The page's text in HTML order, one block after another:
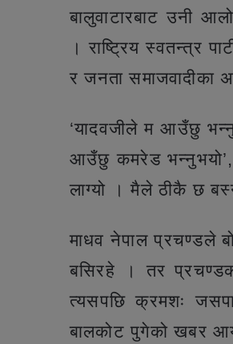
बालुवाटारबाट उनी
। राष्ट्रिय स्वतन्त्र
र जनता समाजवादीका
‘यादवजीले म आउँछु
आउँछु कमरेड भन्नुभयो’,
लाग्यो । मैले ठीकै छ
माधव नेपाल प्रचण्डले
बसिरहे । तर
त्यसपछि क्रमशः
बालकोट पुगेको खबर